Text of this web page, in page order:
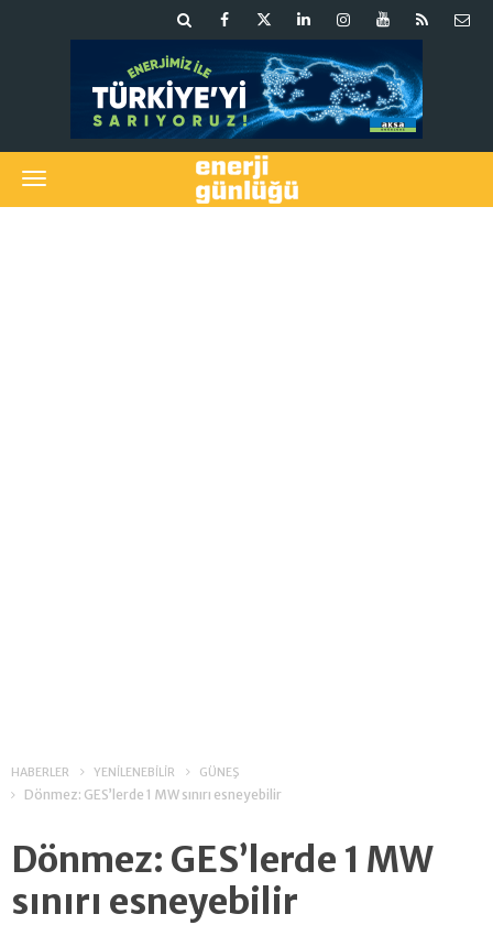
HABERLER YENİLENEBİLİR GÜNEŞ
Dönmez: GES’lerde 1 MW sınırı esneyebilir
Dönmez: GES’lerde 1 MW
sınırı esneyebilir